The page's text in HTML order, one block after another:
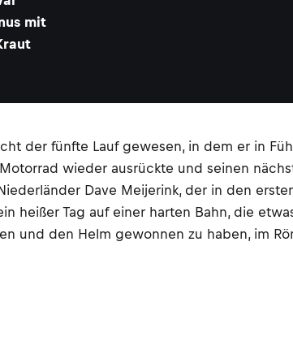
mit
der fünfte Lauf gewesen, in dem er in
wieder ausrückte und seinen
Dave Meijerink, der in den
heißer Tag auf einer harten Bahn, die
und den Helm gewonnen zu haben, im